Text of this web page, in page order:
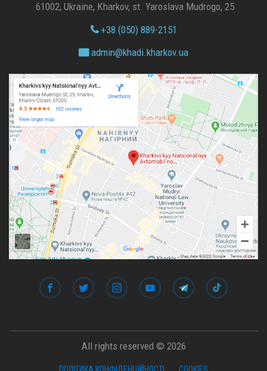
61002, Ukraine, Kharkov, st. Yaroslava Mudrogo, 25
+38 (050) 889-2151
admin@khadi.kharkov.ua
All rights reserved © 2026